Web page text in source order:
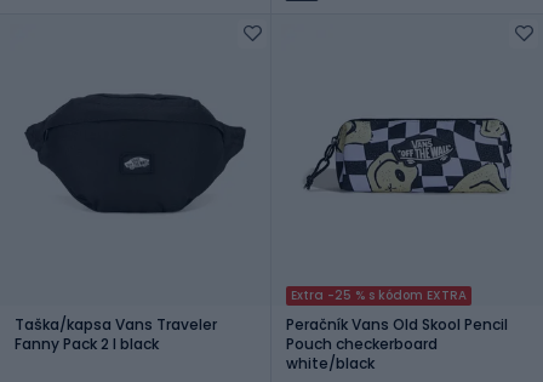
Taška/kapsa Vans Traveler
Fanny Pack 2 l black
Extra -25 % s kódom EXTRA
Peračník Vans Old Skool Pencil
Pouch checkerboard
white/black